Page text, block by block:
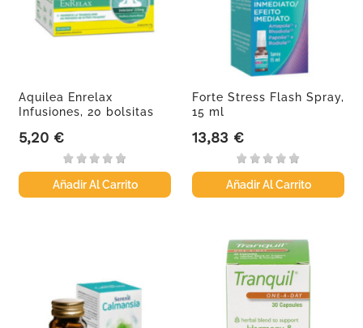
Aquilea Enrelax
Infusiones, 20 bolsitas
Precio
5,20 €
Añadir Al Carrito
Forte Stress Flash Spray,
15 ml
Precio
13,83 €
Añadir Al Carrito